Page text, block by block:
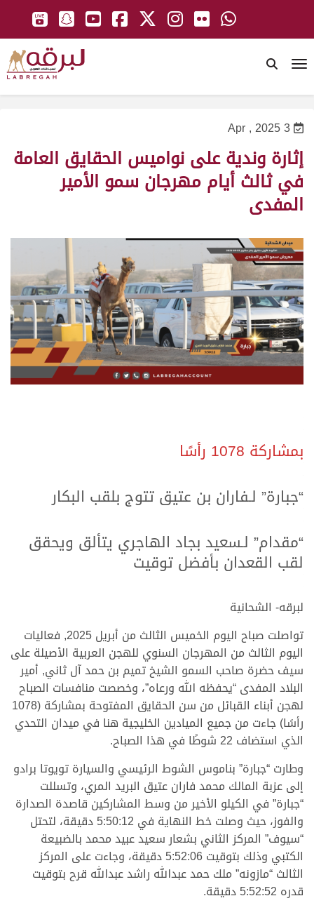
3 Apr , 2025
إثارة وندية على نواميس الحقايق العامة
في ثالث أيام مهرجان سمو الأمير
المفدى
بمشاركة 1078 رأسًا
“جبارة” لـفاران بن عتيق تتوج بلقب البكار
“مقدام” لـسعيد بجاد الهاجري يتألق ويحقق
لقب القعدان بأفضل توقيت
لبرقه- الشحانية
تواصلت صباح اليوم الخميس الثالث من أبريل 2025, فعاليات
اليوم الثالث من المهرجان السنوي للهجن العربية الأصيلة على
سيف حضرة صاحب السمو الشيخ تميم بن حمد آل ثاني, أمير
البلاد المفدى “يحفظه الله ورعاه”، وخصصت منافسات الصباح
لهجن أبناء القبائل من سن الحقايق المفتوحة بمشاركة (1078
رأسًا) جاءت من جميع الميادين الخليجية هنا في ميدان التحدي
الذي استضاف 22 شوطًا في هذا الصباح.
وطارت “جبارة” بناموس الشوط الرئيسي والسيارة تويوتا برادو
إلى عزبة المالك محمد فاران عتيق البريد المري، وتسللت
“جبارة” في الكيلو الأخير من وسط المشاركين قاصدة الصدارة
والفوز، حيث وصلت خط النهاية في 5:50:12 دقيقة، لتحتل
“سيوف” المركز الثاني بشعار سعيد عبيد محمد بالضبيعة
الكتبي وذلك بتوقيت 5:52:06 دقيقة، وجاءت على المركز
الثالث “مازونه” ملك حمد عبدالله راشد عبدالله قرح بتوقيت
قدره 5:52:52 دقيقة.